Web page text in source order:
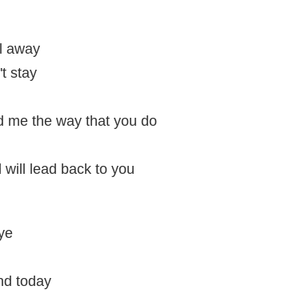
away
stay
me the way that you do
will lead back to you
today